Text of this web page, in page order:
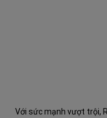
Với sức mạnh vượt trội,